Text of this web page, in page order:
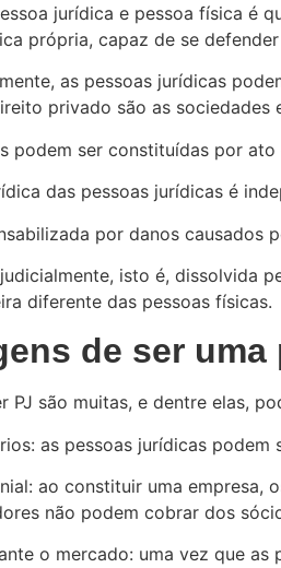
jurídica e pessoa física é
própria, capaz de se
as pessoas jurídicas
privado são as sociedades
podem ser constituídas por
das pessoas jurídicas é
por danos causados
isto é, dissolvida
diferente das pessoas físicas.
de ser
PJ são muitas, e dentre elas,
as pessoas jurídicas
ao constituir uma empresa,
não podem cobrar dos
o mercado: uma vez que